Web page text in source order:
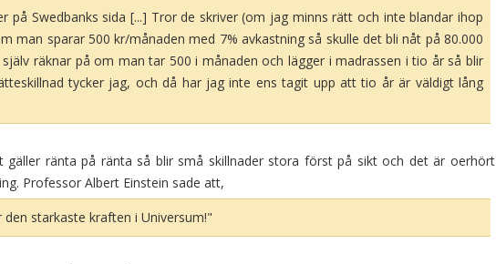
på Swedbanks sida [...] Tror de skriver (om jag minns rätt och inte blandar ihop
man sparar 500 kr/månaden med 7% avkastning så skulle det bli nåt på 80.000
räknar på om man tar 500 i månaden och lägger i madrassen i tio år så blir
tycker jag, och då har jag inte ens tagit upp att tio år är väldigt lång
gäller ränta på ränta så blir små skillnader stora först på sikt och det är oerhört
Professor Albert Einstein sade att,
den starkaste kraften i Universum!"